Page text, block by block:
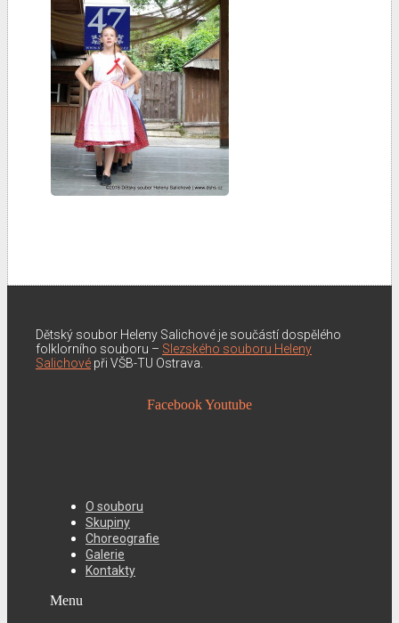
Dětský soubor Heleny Salichové je součástí dospělého
folklorního souboru – Slezského souboru Heleny
Salichové při VŠB-TU Ostrava.
FacebookYoutube
O souboru
Skupiny
Choreografie
Galerie
Kontakty
Menu